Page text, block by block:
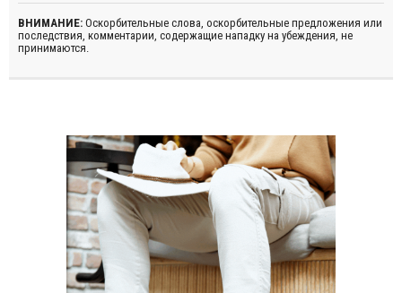
ВНИМАНИЕ: Оскорбительные слова, оскорбительные предложения или
последствия, комментарии, содержащие нападку на убеждения, не
принимаются.